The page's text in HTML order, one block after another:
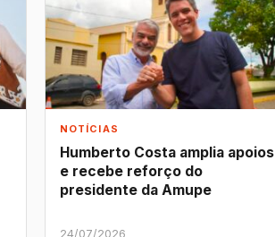
NOTÍCIAS
Humberto Costa amplia apoios
e recebe reforço do
presidente da Amupe
24/07/2026